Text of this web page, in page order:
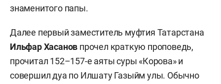
знаменитого папы.
Далее первый заместитель муфтия Татарстана
Ильфар Хасанов прочел краткую проповедь,
прочитал 152–157-е аяты суры «Корова» и
совершил дуа по Илшату Газыйм улы. Обычно